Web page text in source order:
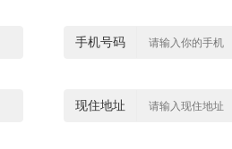
手机号码
现住地址